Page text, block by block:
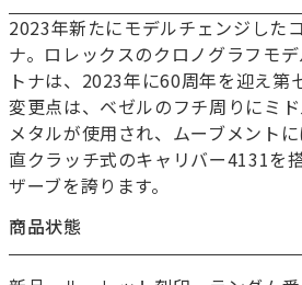
お買い物
カート
2023年新たにモデルチェンジした
ナ。ロレックスのクロノグラフモ
トナは、2023年に60周年を迎え第
変更点は、ベゼルのフチ周りにミ
メタルが使用され、ムーブメント
直クラッチ式のキャリバー4131を
ザーブを誇ります。
商品状態